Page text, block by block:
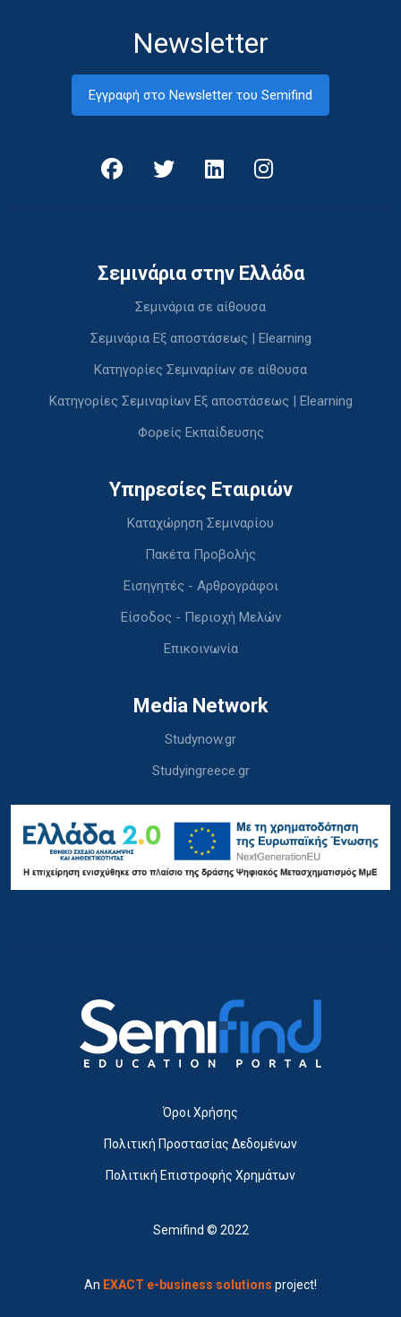
Newsletter
Εγγραφή στο Newsletter του Semifind
Σεμινάρια στην Ελλάδα
Σεμινάρια σε αίθουσα
Σεμινάρια Εξ αποστάσεως | Elearning
Κατηγορίες Σεμιναρίων σε αίθουσα
Κατηγορίες Σεμιναρίων Εξ αποστάσεως | Elearning
Φορείς Εκπαίδευσης
Υπηρεσίες Εταιριών
Καταχώρηση Σεμιναρίου
Πακέτα Προβολής
Εισηγητές - Αρθρογράφοι
Είσοδος - Περιοχή Μελών
Επικοινωνία
Media Network
Studynow.gr
Studyingreece.gr
Όροι Χρήσης
Πολιτική Προστασίας Δεδομένων
Πολιτική Επιστροφής Χρημάτων
Semifind © 2022
An EXACT e-business solutions project!